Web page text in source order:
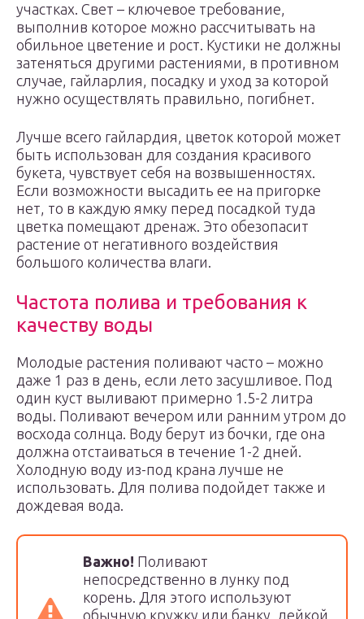
участках. Свет – ключевое требование,
выполнив которое можно рассчитывать на
обильное цветение и рост. Кустики не должны
затеняться другими растениями, в противном
случае, гайларлия, посадку и уход за которой
нужно осуществлять правильно, погибнет.
Лучше всего гайлардия, цветок которой может
быть использован для создания красивого
букета, чувствует себя на возвышенностях.
Если возможности высадить ее на пригорке
нет, то в каждую ямку перед посадкой туда
цветка помещают дренаж. Это обезопасит
растение от негативного воздействия
большого количества влаги.
Частота полива и требования к
качеству воды
Молодые растения поливают часто – можно
даже 1 раз в день, если лето засушливое. Под
один куст выливают примерно 1.5-2 литра
воды. Поливают вечером или ранним утром до
восхода солнца. Воду берут из бочки, где она
должна отстаиваться в течение 1-2 дней.
Холодную воду из-под крана лучше не
использовать. Для полива подойдет также и
дождевая вода.
Важно! Поливают
непосредственно в лунку под
корень. Для этого используют
обычную кружку или банку, лейкой